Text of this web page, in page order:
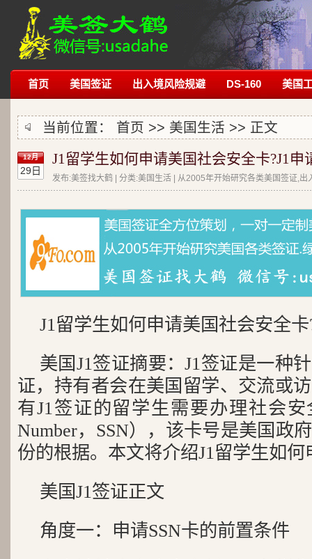
首页 美国签证 出入境风险规避 DS-160 美国
当前位置： 首页 >> 美国生活 >> 正文
12月
29日
J1留学生如何申请美国社会安全卡?J1申
发布:美签找大鹤 | 分类:美国生活 | 从2005年开始研究各类美国签证,出
J1留学生如何申请美国社会安全卡
美国J1签证摘要：J1签证是一种
证，持有者会在美国留学、交流或
有J1签证的留学生需要办理社会安
Number，SSN），该卡号是美国政
份的根据。本文将介绍J1留学生如何
美国J1签证正文
角度一：申请SSN卡的前置条件